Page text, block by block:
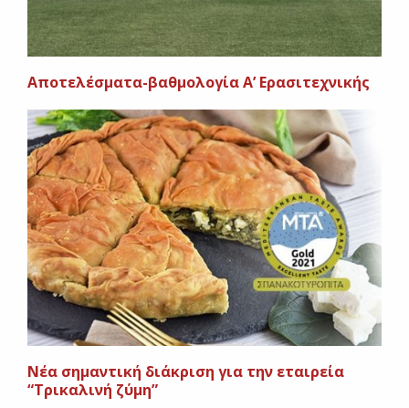
Αποτελέσματα-βαθμολογία Α’ Ερασιτεχνικής
Νέα σημαντική διάκριση για την εταιρεία
“Τρικαλινή ζύμη”